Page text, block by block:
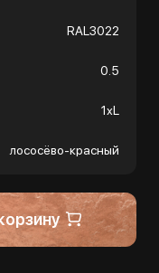
RAL3022
0.5
1хL
лососёво-красный